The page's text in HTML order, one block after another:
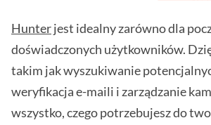
Hunterjest idealny zarówno dla
doświadczonych użytkowników.
takim jak wyszukiwanie
weryfikacja e-maili i zarządzanie
wszystko, czego potrzebujesz do